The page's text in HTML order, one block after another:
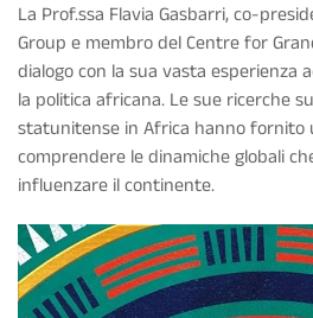
La Prof.ssa Flavia Gasbarri, co-
Group e membro del Centre for
dialogo con la sua vasta esperienza
la politica africana. Le sue ricerche
statunitense in Africa hanno fornito
comprendere le dinamiche globali
influenzare il continente.